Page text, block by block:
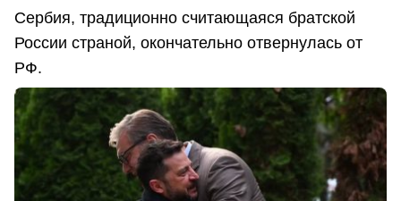
Сербия, традиционно считающаяся братской
России страной, окончательно отвернулась от
РФ.